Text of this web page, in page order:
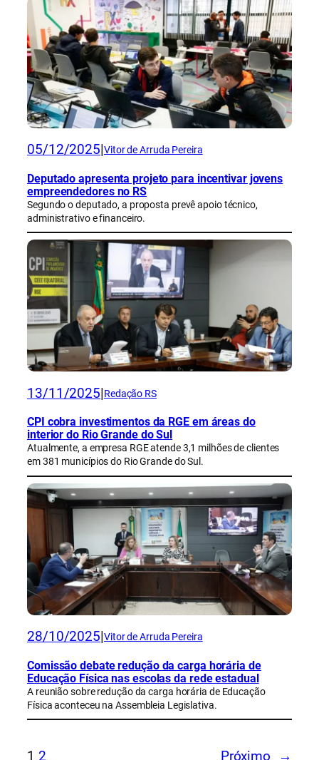
05/12/2025 Vitor de Arruda Pereira
Deputado apresenta projeto para incentivar jovens
empreendedores no RS
Segundo o deputado, a proposta prevê apoio técnico,
administrativo e financeiro.
13/11/2025 Redação RS
CPI cobra investimentos da RGE em áreas do
interior do Rio Grande do Sul
Atualmente, a empresa RGE atende 3,1 milhões de clientes
em 381 municípios do Rio Grande do Sul.
28/10/2025 Vitor de Arruda Pereira
Comissão debate redução da carga horária de
Educação Física nas escolas da rede estadual
A reunião sobre redução da carga horária de Educação
Física aconteceu na Assembleia Legislativa.
1 2 Próximo →